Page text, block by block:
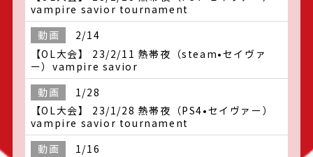
vampire savior tournament
動画
2/14
【OL大会】 23/2/11 熱帯夜（steam•セイヴァ
ー）vampire savior
動画
1/28
【OL大会】 23/1/28 熱帯夜（PS4•セイヴァー）
vampire savior tournament
動画
1/16